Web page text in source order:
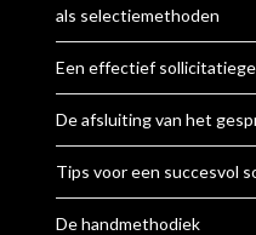
als selectiemethoden
Een effectief
De afsluiting van het
Tips voor een succesvol
De handmethodiek